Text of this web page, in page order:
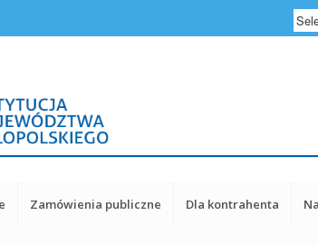
Zamówienia publiczne Dla kontrahenta